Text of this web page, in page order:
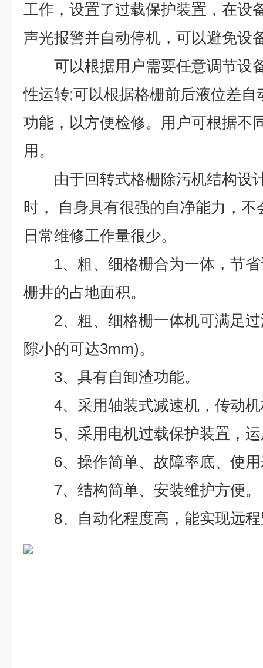
工作，设置了过载保护装置，在设
声光报警并自动停机，可以避免设
可以根据用户需要任意调节设
性运转;可以根据格栅前后液位差自
功能，以方便检修。用户可根据不
用。
由于回转式格栅除污机结构设
时，
自身具有很强的自净能力，
日常维修工作量很少。
1、粗、细格栅合为一体，节
栅井的占地面积。
2、粗、细格栅一体机可满足
隙小的可达3mm)。
3、具有自卸渣功能。
4、采用轴装式减速机，传动
5、采用电机过载保护装置，
6、操作简单、故障率底、使
7、结构简单、安装维护方便。
8、自动化程度高，能实现远